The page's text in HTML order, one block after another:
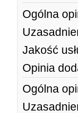
Ogólna
Jakość
Opinia
Ogólna